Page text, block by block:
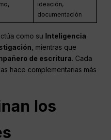
ideación,
documentación
como su Inteligencia
, mientras que
de escritura. Cada
hace complementarias más
los